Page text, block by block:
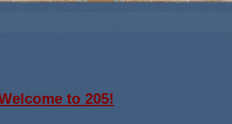
to 205!